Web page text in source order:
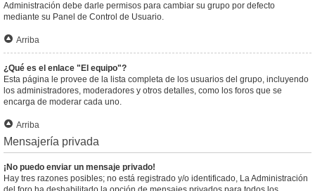
Administración debe darle permisos para cambiar su grupo por defecto
mediante su Panel de Control de Usuario.
Arriba
¿Qué es el enlace "El equipo"?
Esta página le provee de la lista completa de los usuarios del grupo, incluyendo
los administradores, moderadores y otros detalles, como los foros que se
encarga de moderar cada uno.
Arriba
Mensajería privada
¡No puedo enviar un mensaje privado!
Hay tres razones posibles; no está registrado y/o identificado, La Administración